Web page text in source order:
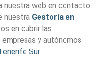
nuestra web en contacto
nuestra Gestoría en
en cubrir las
y autónomos
Sur.